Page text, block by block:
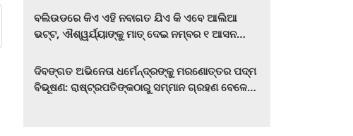
ବଲିଉଡରେ କିଏ ଏହି ନବାଗତ ଯିଏ କି ଏବେ ଆଲିଆ
ଭଟ୍ଟ, ଐଶ୍ୱର୍ଯ୍ୟାଙ୍କୁ ମାତ୍‌ ଦେଇ ନମ୍ବର ୧ ଆସନ
ଦିବଙ୍ଗତ ଅଭିନେତା ଧର୍ମେନ୍ଦ୍ରଙ୍କୁ ମରଣୋତ୍ତର ପଦ୍ମ
ବିଭୂଷଣ: ରାଷ୍ଟ୍ରପତିଙ୍କଠାରୁ ସମ୍ମାନ ଗ୍ରହଣ ବେଳେ